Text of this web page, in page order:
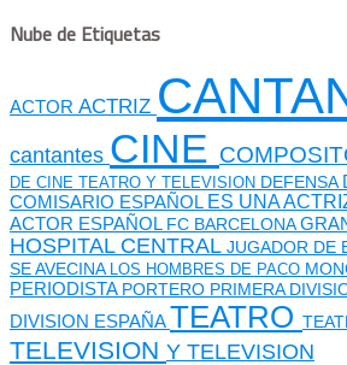
Nube de Etiquetas
ACTOR ACTRIZ
cantantes CINE
DE CINE TEATRO Y TELEVISION DEFENSA
COMISARIO ESPAÑOL ES UNA
ACTOR ESPAÑOL FC BARCELONA
HOSPITAL CENTRAL JUGADOR DE
SE AVECINA
LOS HOMBRES DE PACO
PERIODISTA PORTERO PRIMERA
DIVISION ESPAÑATEATRO
TELEVISION Y TELEVISION